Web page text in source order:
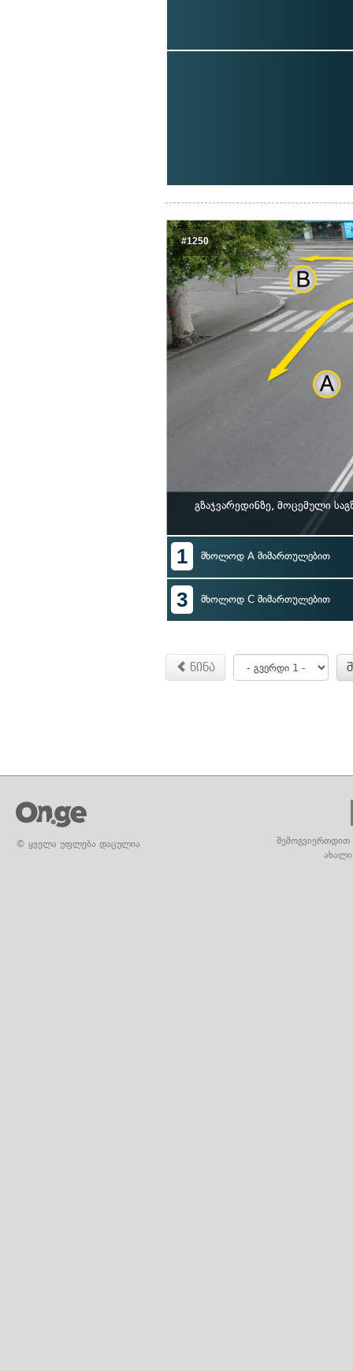
#1250
გზაჯვარედინზე, მოცემული
1 მხოლოდ A მიმართულებით
3 მხოლოდ C მიმართულებით
წინა
© ყველა უფლება დაცულია
შემოგვიერთდით
ახალი